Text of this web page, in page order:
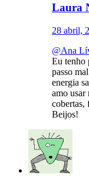
Laura
28 abril,
@Ana
Eu tenho
passo
energia
amo usar
Beijos!